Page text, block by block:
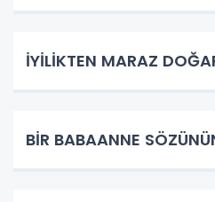
İYİLİKTEN MARAZ
BİR BABAANNE